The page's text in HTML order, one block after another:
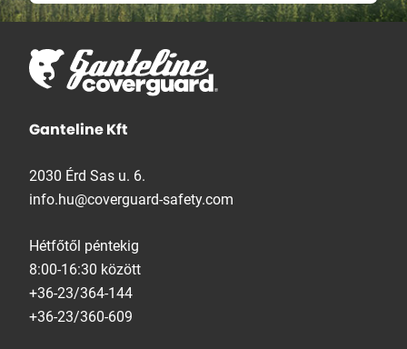
Ganteline Kft
2030 Érd Sas u. 6.
info.hu@coverguard-safety.com
Hétfőtől péntekig
8:00-16:30 között
+36-23/364-144
+36-23/360-609